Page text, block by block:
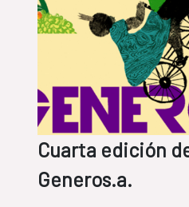
Cuarta edición
Generos.a.